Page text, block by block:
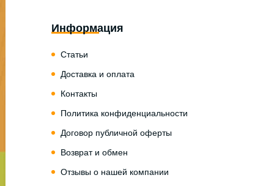
Информация
Статьи
Доставка и оплата
Контакты
Политика конфиденциальности
Договор публичной оферты
Возврат и обмен
Отзывы о нашей компании